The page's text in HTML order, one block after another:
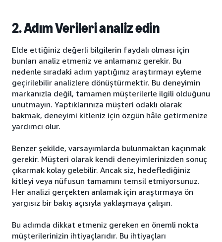
2. Adım Verileri analiz edin
Elde ettiğiniz değerli bilgilerin faydalı olması için
bunları analiz etmeniz ve anlamanız gerekir. Bu
nedenle sıradaki adım yaptığınız araştırmayı eyleme
geçirilebilir analizlere dönüştürmektir. Bu deneyimin
markanızla değil, tamamen müşterilerle ilgili olduğunu
unutmayın. Yaptıklarınıza müşteri odaklı olarak
bakmak, deneyimi kitleniz için özgün hâle getirmenize
yardımcı olur.
Benzer şekilde, varsayımlarda bulunmaktan kaçınmak
gerekir. Müşteri olarak kendi deneyimlerinizden sonuç
çıkarmak kolay gelebilir. Ancak siz, hedeflediğiniz
kitleyi veya nüfusun tamamını temsil etmiyorsunuz.
Her analizi gerçekten anlamak için araştırmaya ön
yargısız bir bakış açısıyla yaklaşmaya çalışın.
Bu adımda dikkat etmeniz gereken en önemli nokta
müşterilerinizin ihtiyaçlarıdır. Bu ihtiyaçları